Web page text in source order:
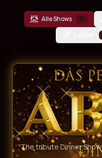
Alle Shows 11
The tribute Dinner Show